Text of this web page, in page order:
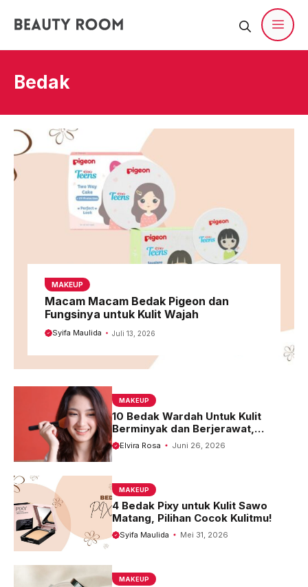
Bedak
MAKEUP
Macam Macam Bedak Pigeon dan
Fungsinya untuk Kulit Wajah
Syifa Maulida Juli 13, 2026
MAKEUP
10 Bedak Wardah Untuk Kulit
Berminyak dan Berjerawat,
Terbaik 2023
Elvira Rosa Juni 26, 2026
MAKEUP
4 Bedak Pixy untuk Kulit Sawo
Matang, Pilihan Cocok Kulitmu!
Syifa Maulida Mei 31, 2026
MAKEUP